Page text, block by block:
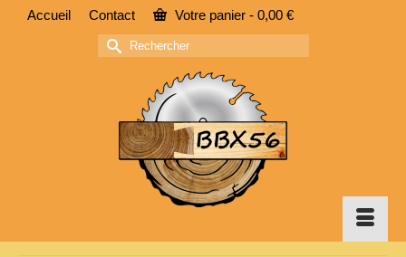
Accueil Contact Votre panier - 0,00 €
Rechercher :